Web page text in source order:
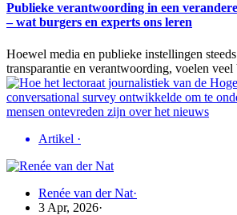
Publieke verantwoording in een
– wat burgers en experts ons leren
Hoewel media en publieke instellingen
transparantie en verantwoording, voelen
Artikel ·
Renée van der Nat·
3 Apr, 2026·